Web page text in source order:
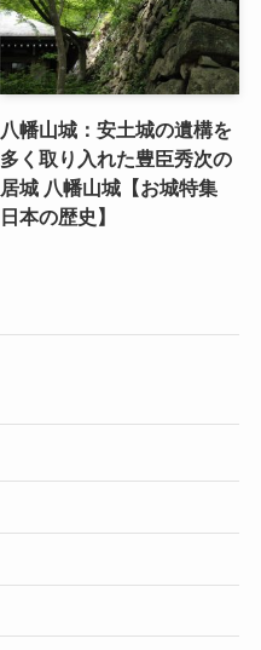
八幡山城：安土城の遺構を
多く取り入れた豊臣秀次の
居城 八幡山城【お城特集
日本の歴史】